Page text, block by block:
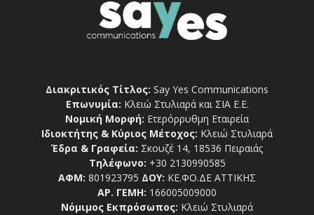
Διακριτικός Τίτλος: Say Yes Communications
Επωνυμία: Κλειώ Στυλιαρά και ΣΙΑ Ε.Ε.
Νομική Μορφή: Ετερόρρυθμη Εταιρεία
Ιδιοκτήτης & Κύριος Μέτοχος: Κλειώ Στυλιαρά
Έδρα & Γραφεία: Σκουζέ 14, 18536 Πειραιάς
Τηλέφωνο: +30 2130990585
ΑΦΜ: 801923795 ΔΟΥ: ΚΕ.ΦΟ.ΔΕ ΑΤΤΙΚΗΣ
ΑΡ. ΓΕΜΗ: 166005009000
Νόμιμος Εκπρόσωπος: Κλειώ Στυλιαρά